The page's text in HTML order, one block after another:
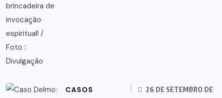
CASOS
26 DE SETEMBRO DE